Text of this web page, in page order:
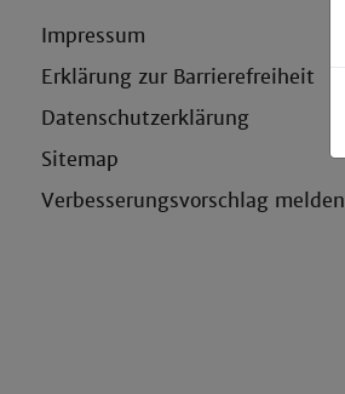
Impressum
Erklärung zur Barrierefreiheit
Datenschutzerklärung
Sitemap
Verbesserungsvorschlag melden